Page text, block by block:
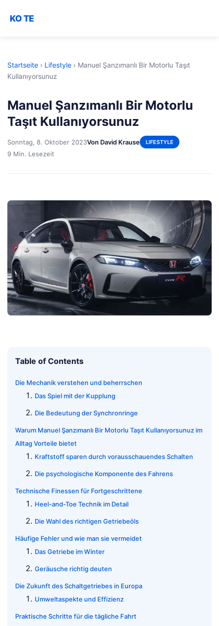
KO TE
Startseite › Lifestyle › Manuel Şanzımanlı Bir Motorlu Taşıt
Kullanıyorsunuz
Manuel Şanzımanlı Bir Motorlu
Taşıt Kullanıyorsunuz
Sonntag, 8. Oktober 2023Von David Krause LIFESTYLE
9 Min. Lesezeit
Table of Contents
Die Mechanik verstehen und beherrschen
Das Spiel mit der Kupplung
Die Bedeutung der Synchronringe
Warum Manuel Şanzımanlı Bir Motorlu Taşıt Kullanıyorsunuz im
Alltag Vorteile bietet
Kraftstoff sparen durch vorausschauendes Schalten
Die psychologische Komponente des Fahrens
Technische Finessen für Fortgeschrittene
Heel-and-Toe Technik im Detail
Die Wahl des richtigen Getriebeöls
Häufige Fehler und wie man sie vermeidet
Das Getriebe im Winter
Geräusche richtig deuten
Die Zukunft des Schaltgetriebes in Europa
Umweltaspekte und Effizienz
Praktische Schritte für die tägliche Fahrt